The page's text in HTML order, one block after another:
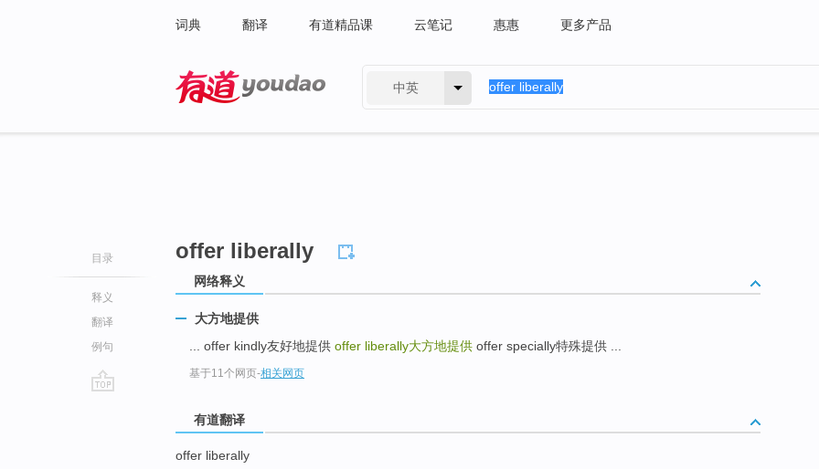
词典 翻译 有道精品课 云笔记 惠惠 更多产品
中英
目录
释义
翻译
例句
offer liberally
网络释义
大方地提供
... offer kindly友好地提供 offer liberally大方地提供 offer specially特殊提供 ...
基于11个网页-相关网页
有道翻译
offer liberally